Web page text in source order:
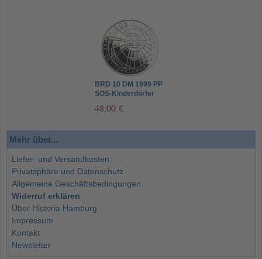
BRD 10 DM 1999 PP
SOS-Kinderdörfer
48,00 €
Mehr über...
Liefer- und Versandkosten
Privatsphäre und Datenschutz
Allgemeine Geschäftsbedingungen
Widerruf erklären
Über Historia Hamburg
Impressum
Kontakt
Newsletter